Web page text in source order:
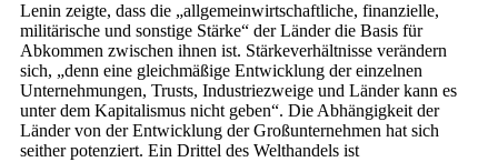
Lenin zeigte, dass die „allgemeinwirtschaftliche, finanzielle,
militärische und sonstige Stärke“ der Länder die Basis für
Abkommen zwischen ihnen ist. Stärkeverhältnisse verändern
sich, „denn eine gleichmäßige Entwicklung der einzelnen
Unternehmungen, Trusts, Industriezweige und Länder kann es
unter dem Kapitalismus nicht geben“. Die Abhängigkeit der
Länder von der Entwicklung der Großunternehmen hat sich
seither potenziert. Ein Drittel des Welthandels ist